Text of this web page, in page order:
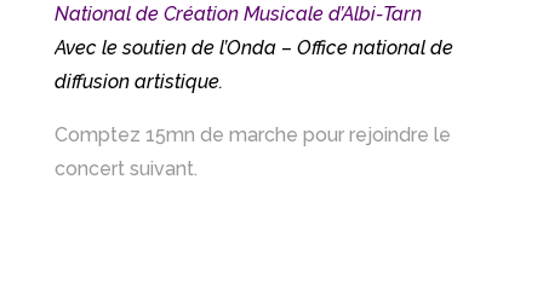
National de Création Musicale d’Albi-Tarn
Avec le soutien de l’Onda – Office national de
diffusion artistique.
Comptez 15mn de marche pour rejoindre le
concert suivant.